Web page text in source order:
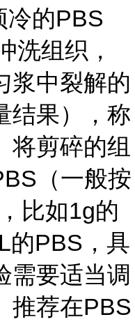
冷的PBS
洗组织，
浆中裂解的
结果），称
将剪碎的组
（一般按
比如1g的
的PBS ，具
需要适当调
推荐在PBS